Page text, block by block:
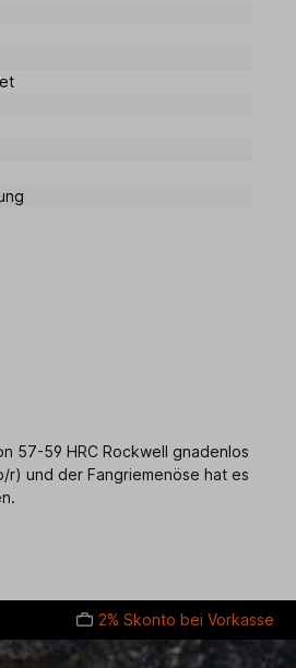
57-59 HRC Rockwell gnadenlos
r) und der Fangriemenöse hat es
2% Skonto bei Vorkasse